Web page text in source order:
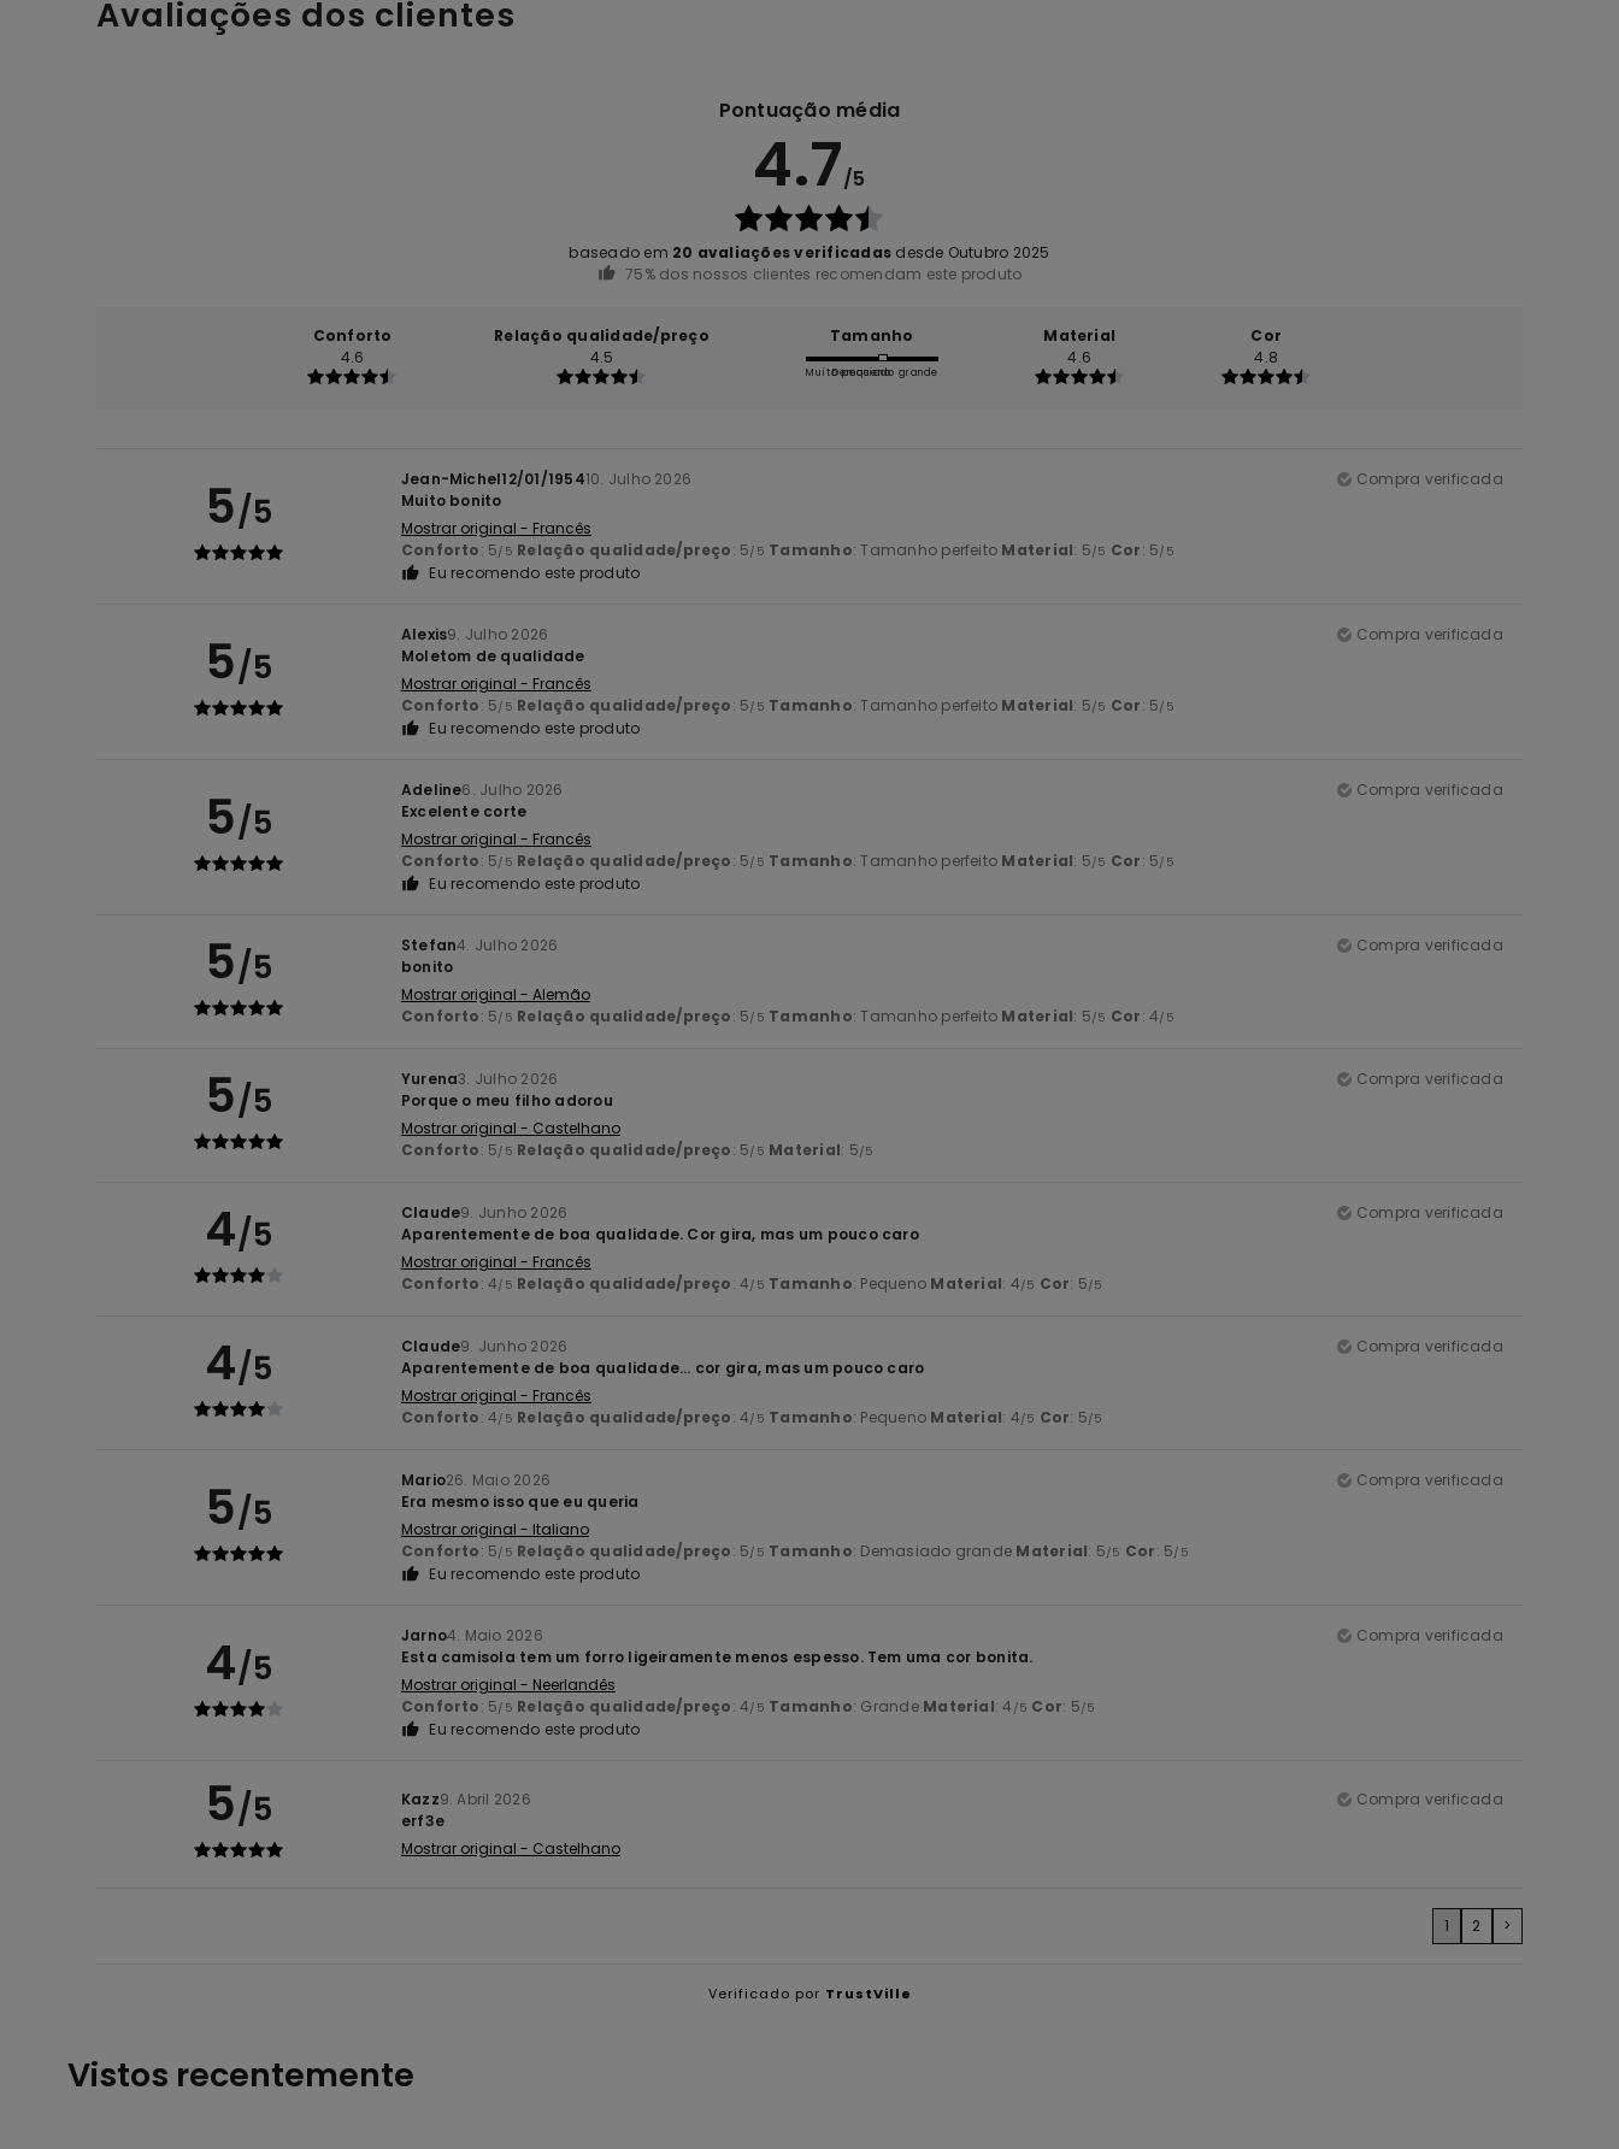
Avaliações dos clientes
Pontuação média
4.7/5
baseado em 20 avaliações verificadas desde Outubro 2025
75% dos nossos clientes recomendam este produto
Conforto
4.6
Relação qualidade/preço
4.5
Tamanho
Muito pequeno
Demasiado grande
Material
4.6
Cor
4.8
5/5
Jean-Michel12/01/195410. Julho 2026
Compra verificada
Muito bonito
Mostrar original - Francês
Conforto: 5/5 Relação qualidade/preço: 5/5 Tamanho: Tamanho perfeito Material: 5/5 Cor: 5/5
Eu recomendo este produto
5/5
Alexis9. Julho 2026
Compra verificada
Moletom de qualidade
Mostrar original - Francês
Conforto: 5/5 Relação qualidade/preço: 5/5 Tamanho: Tamanho perfeito Material: 5/5 Cor: 5/5
Eu recomendo este produto
5/5
Adeline6. Julho 2026
Compra verificada
Excelente corte
Mostrar original - Francês
Conforto: 5/5 Relação qualidade/preço: 5/5 Tamanho: Tamanho perfeito Material: 5/5 Cor: 5/5
Eu recomendo este produto
5/5 Stefan4. Julho 2026
Compra verificada
bonito
Mostrar original - Alemão
Conforto: 5/5 Relação qualidade/preço: 5/5 Tamanho: Tamanho perfeito Material: 5/5 Cor: 4/5
5/5 Yurena3. Julho 2026
Compra verificada
Porque o meu filho adorou
Mostrar original - Castelhano
Conforto: 5/5 Relação qualidade/preço: 5/5 Material: 5/5
4/5 Claude9. Junho 2026
Compra verificada
Aparentemente de boa qualidade. Cor gira, mas um pouco caro
Mostrar original - Francês
Conforto: 4/5 Relação qualidade/preço: 4/5 Tamanho: Pequeno Material: 4/5 Cor: 5/5
4/5 Claude9. Junho 2026
Compra verificada
Aparentemente de boa qualidade... cor gira, mas um pouco caro
Mostrar original - Francês
Conforto: 4/5 Relação qualidade/preço: 4/5 Tamanho: Pequeno Material: 4/5 Cor: 5/5
5/5
Mario26. Maio 2026
Compra verificada
Era mesmo isso que eu queria
Mostrar original - Italiano
Conforto: 5/5 Relação qualidade/preço: 5/5 Tamanho: Demasiado grande Material: 5/5 Cor: 5/5
Eu recomendo este produto
4/5
Jarno4. Maio 2026
Compra verificada
Esta camisola tem um forro ligeiramente menos espesso. Tem uma cor bonita.
Mostrar original - Neerlandês
Conforto: 5/5 Relação qualidade/preço: 4/5 Tamanho: Grande Material: 4 /5 Cor: 5/5
Eu recomendo este produto
5/5 Kazz9. Abril 2026
Compra verificada
erf3e
Mostrar original - Castelhano
1 2 >
Verificado por TrustVille
Vistos recentemente